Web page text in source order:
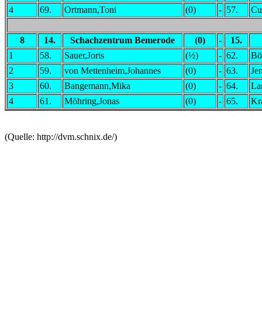
4
69. Ortmann,Toni (0) - 57.
8 14. Schachzentrum Bemerode (0) -
15.
1
58. Sauer,Joris (½) - 62.
2
59. von Mettenheim,Johannes (0) - 63.
3
60. Bangemann,Mika (0) - 64.
4
61. Möhring,Jonas (0) - 65.
(Quelle: http://dvm.schnix.de/)